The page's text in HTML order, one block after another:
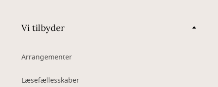
Vi tilbyder
Arrangementer
Læsefællesskaber